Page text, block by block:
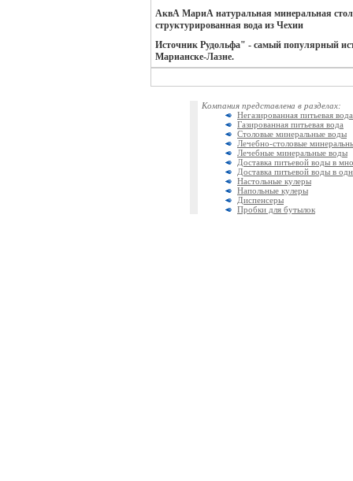
АквА МариА натуральная минеральная
структурированная вода из Чехии
Источник Рудольфа" - самый популярный
Марианске-Лазне.
Компания представлена в разделах:
Негазированная питьевая вода
Газированная питьевая вода
Столовые минеральные воды
Лечебно-столовые
Лечебные минеральные воды
Доставка питьевой воды в
Доставка питьевой воды в
Настольные кулеры
Напольные кулеры
Диспенсеры
Пробки для бутылок